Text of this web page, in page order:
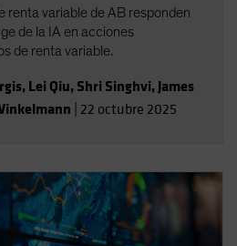
renta variable de AB responden
de la IA en acciones
de renta variable.
, Lei Qiu, Shri Singhvi, James
22 octubre 2025